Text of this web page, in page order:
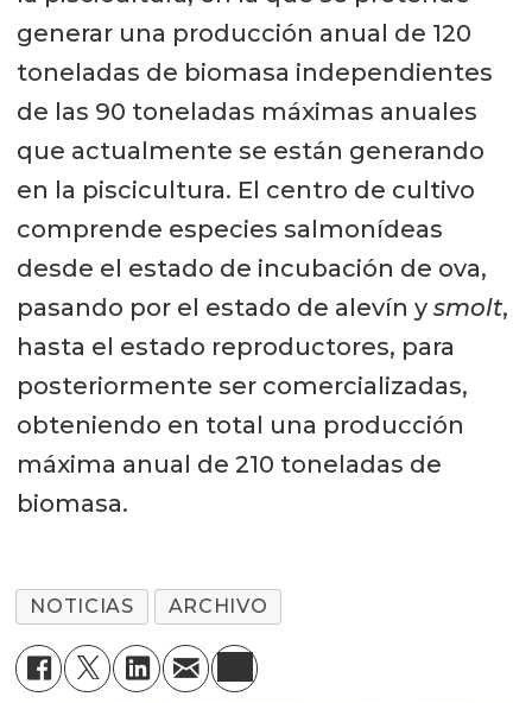
generar una producción anual de 120
toneladas de biomasa independientes
de las 90 toneladas máximas anuales
que actualmente se están generando
en la piscicultura. El centro de cultivo
comprende especies salmonídeas
desde el estado de incubación de ova,
pasando por el estado de alevín y smolt,
hasta el estado reproductores, para
posteriormente ser comercializadas,
obteniendo en total una producción
máxima anual de 210 toneladas de
biomasa.
NOTICIAS ARCHIVO